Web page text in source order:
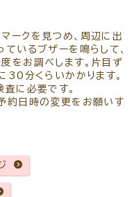
ークを見つめ、周辺に出
いるブザーを鳴らして、
をお調べします。片目ず
30分くらいかかります。
に必要です。
約日時の変更をお願いす